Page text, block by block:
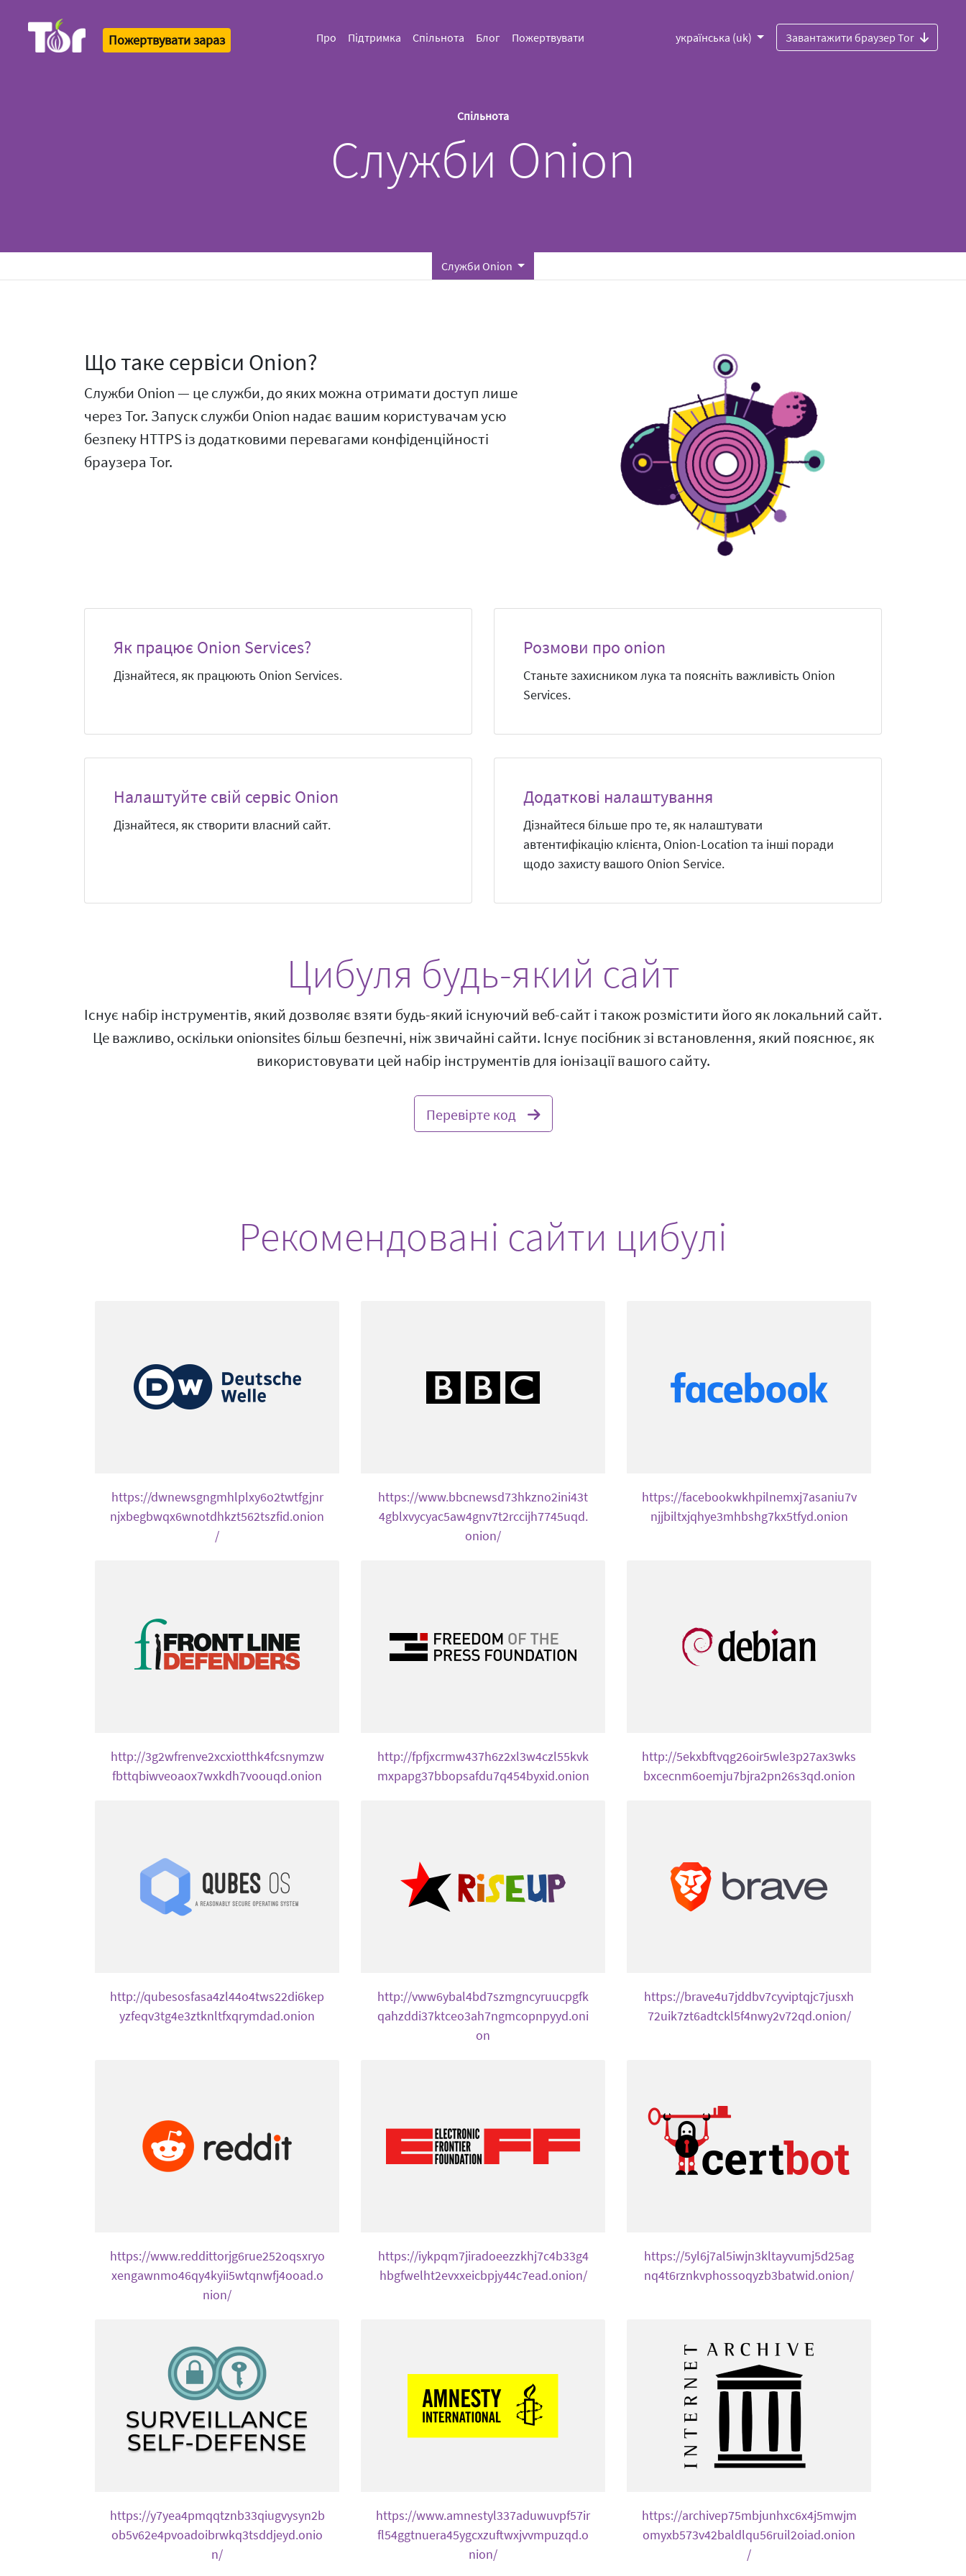
Пожертвувати зараз Про Підтримка Спільнота Блог Пожертвувати українська (uk) Завантажити браузер Tor
Спільнота
Служби Onion
Служби Onion
Що таке сервіси Onion?
Служби Onion — це служби, до яких можна отримати доступ лише
через Tor. Запуск служби Onion надає вашим користувачам усю
безпеку HTTPS із додатковими перевагами конфіденційності
браузера Tor.
Як працює Onion Services?
Дізнайтеся, як працюють Onion Services.
Розмови про onion
Станьте захисником лука та поясніть важливість Onion
Services.
Налаштуйте свій сервіс Onion
Дізнайтеся, як створити власний сайт.
Додаткові налаштування
Дізнайтеся більше про те, як налаштувати
автентифікацію клієнта, Onion-Location та інші поради
щодо захисту вашого Onion Service.
Цибуля будь-який сайт
Існує набір інструментів, який дозволяє взяти будь-який існуючий веб-сайт і також розмістити його як локальний сайт.
Це важливо, оскільки onionsites більш безпечні, ніж звичайні сайти. Існує посібник зі встановлення, який пояснює, як
використовувати цей набір інструментів для іонізації вашого сайту.
Перевірте код
Рекомендовані сайти цибулі
https://dwnewsgngmhlplxy6o2twtfgjnr
njxbegbwqx6wnotdhkzt562tszfid.onion
/
https://www.bbcnewsd73hkzno2ini43t
4gblxvycyac5aw4gnv7t2rccijh7745uqd.
onion/
https://facebookwkhpilnemxj7asaniu7v
njjbiltxjqhye3mhbshg7kx5tfyd.onion
http://3g2wfrenve2xcxiotthk4fcsnymzw
fbttqbiwveoaox7wxkdh7voouqd.onion
http://fpfjxcrmw437h6z2xl3w4czl55kvk
mxpapg37bbopsafdu7q454byxid.onion
http://5ekxbftvqg26oir5wle3p27ax3wks
bxcecnm6oemju7bjra2pn26s3qd.onion
http://qubesosfasa4zl44o4tws22di6kep
yzfeqv3tg4e3ztknltfxqrymdad.onion
http://vww6ybal4bd7szmgncyruucpgfk
qahzddi37ktceo3ah7ngmcopnpyyd.oni
on
https://brave4u7jddbv7cyviptqjc7jusxh
72uik7zt6adtckl5f4nwy2v72qd.onion/
https://www.reddittorjg6rue252oqsxryo
xengawnmo46qy4kyii5wtqnwfj4ooad.o
nion/
https://iykpqm7jiradoeezzkhj7c4b33g4
hbgfwelht2evxxeicbpjy44c7ead.onion/
https://5yl6j7al5iwjn3kltayvumj5d25ag
nq4t6rznkvphossoqyzb3batwid.onion/
https://y7yea4pmqqtznb33qiugvysyn2b
ob5v62e4pvoadoibrwkq3tsddjeyd.onio
n/
https://www.amnestyl337aduwuvpf57ir
fl54ggtnuera45ygcxzuftwxjvvmpuzqd.o
nion/
https://archivep75mbjunhxc6x4j5mwjm
omyxb573v42baldlqu56ruil2oiad.onion
/